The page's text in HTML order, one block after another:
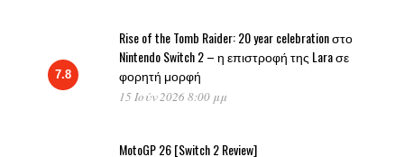
7.8
Rise of the Tomb Raider: 20 year celebration στο
Nintendo Switch 2 – η επιστροφή της Lara σε
φορητή μορφή
15 Ιούν 2026 8:00 μμ
MotoGP 26 [Switch 2 Review]